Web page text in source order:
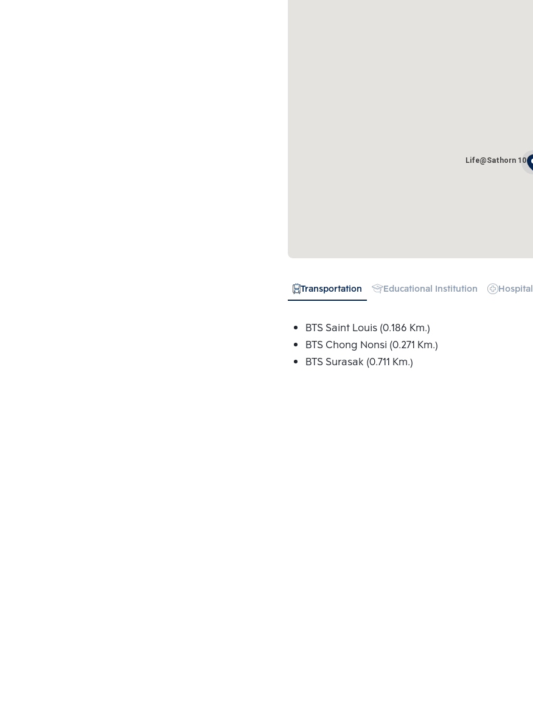
Life@Sathorn 10
Transportation Educational Institution Hospital
BTS Saint Louis (0.186 Km.)
BTS Chong Nonsi (0.271 Km.)
BTS Surasak (0.711 Km.)